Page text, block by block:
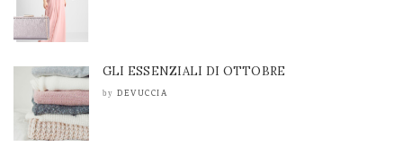
GLI ESSENZIALI DI OTTOBRE
by DEVUCCIA